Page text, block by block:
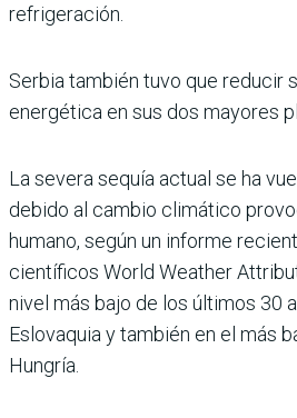
refrigeración.
Serbia también tuvo que reducir
energética en sus dos mayores
La severa sequía actual se ha
debido al cambio climático
humano, según un informe
científicos World Weather
nivel más bajo de los últimos 30
Eslovaquia y también en el más
Hungría.